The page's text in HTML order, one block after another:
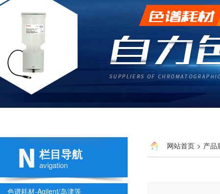
栏目导航
avigation
色谱耗材-Agilent/岛津等
网站首页 > 产品